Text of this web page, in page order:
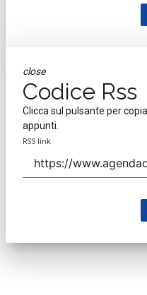
close
Codice Rss
Clicca sul pulsante per
appunti.
RSS link